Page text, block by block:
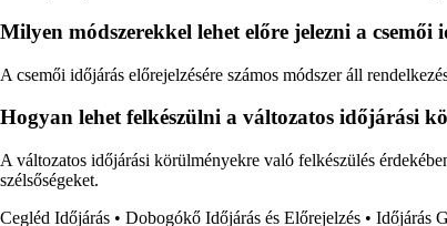
Milyen módszerekkel lehet előre jelezni a csemői
A csemői időjárás előrejelzésére számos módszer áll
Hogyan lehet felkészülni a változatos időjárási
A változatos időjárási körülményekre való felkészülés
szélsőségeket.
Cegléd Időjárás • Dobogókő Időjárás és Előrejelzés • Időjárás